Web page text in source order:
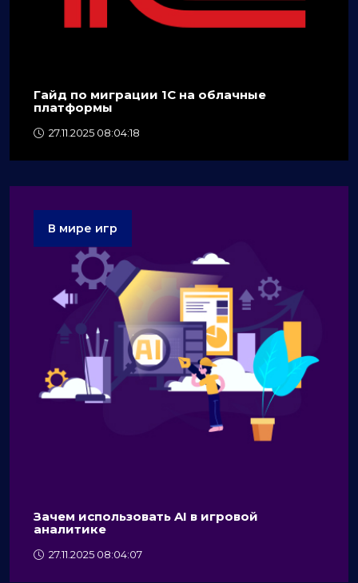
Гайд по миграции 1C на облачные
платформы
27.11.2025 08:04:18
В мире игр
Зачем использовать AI в игровой
аналитике
27.11.2025 08:04:07